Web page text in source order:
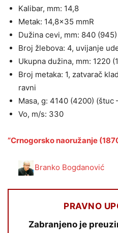
Kalibar, mm: 14,8
Metak: 14,8×35 mmR
Dužina cevi, mm: 840
Broj žlebova: 4, uvijanje
Ukupna dužina, mm: 1220
Broj metaka: 1, zatvarač
ravni
Masa, g: 4140 (4200) (štuc
Vo, m/s: 330
”Crnogorsko naoružanje
Branko Bogdanović
PRAVNO
Zabranjeno je